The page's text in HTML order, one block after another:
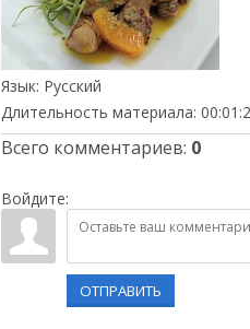
Язык: Русский
Длительность материала:
Всего комментариев: 0
Войдите:
ОТПРАВИТЬ